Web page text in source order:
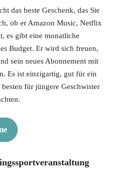
das beste Geschenk, das Sie
ob er Amazon Music, Netflix
es gibt eine monatliche
Budget. Er wird sich freuen,
sein neues Abonnement mit
Es ist einzigartig, gut für ein
für jüngere Geschwister